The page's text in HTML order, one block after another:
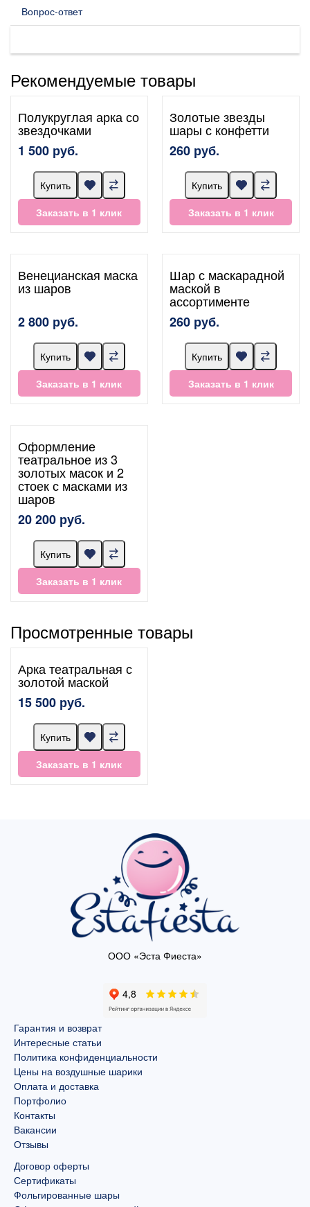
Вопрос-ответ
Рекомендуемые товары
Полукруглая арка со
звездочками
1 500 руб.
Купить
Заказать в 1 клик
Золотые звезды
шары с конфетти
260 руб.
Купить
Заказать в 1 клик
Венецианская маска
из шаров
2 800 руб.
Купить
Заказать в 1 клик
Шар с маскарадной
маской в
ассортименте
260 руб.
Купить
Заказать в 1 клик
Оформление
театральное из 3
золотых масок и 2
стоек с масками из
шаров
20 200 руб.
Купить
Заказать в 1 клик
Просмотренные товары
Арка театральная с
золотой маской
15 500 руб.
Купить
Заказать в 1 клик
ООО «Эста Фиеста»
Гарантия и возврат
Интересные статьи
Политика конфиденциальности
Цены на воздушные шарики
Оплата и доставка
Портфолио
Контакты
Вакансии
Отзывы
Договор оферты
Сертификаты
Фольгированные шары